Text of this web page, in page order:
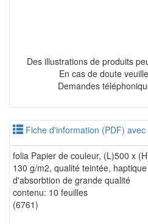
Des illustrations de produits
En cas de doute
Demandes
Fiche d'information (PDF)
folia Papier de couleur, (L)500 x
130 g/m2, qualité teintée,
d'absorbtion de grande qualité
contenu: 10 feuilles
(6761)